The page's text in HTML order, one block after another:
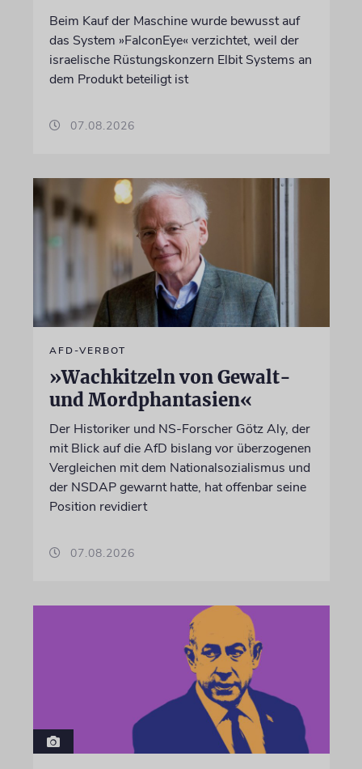
Beim Kauf der Maschine wurde bewusst auf
das System »FalconEye« verzichtet, weil der
israelische Rüstungskonzern Elbit Systems an
dem Produkt beteiligt ist
07.08.2026
AFD-VERBOT
»Wachkitzeln von Gewalt-
und Mordphantasien«
Der Historiker und NS-Forscher Götz Aly, der
mit Blick auf die AfD bislang vor überzogenen
Vergleichen mit dem Nationalsozialismus und
der NSDAP gewarnt hatte, hat offenbar seine
Position revidiert
07.08.2026